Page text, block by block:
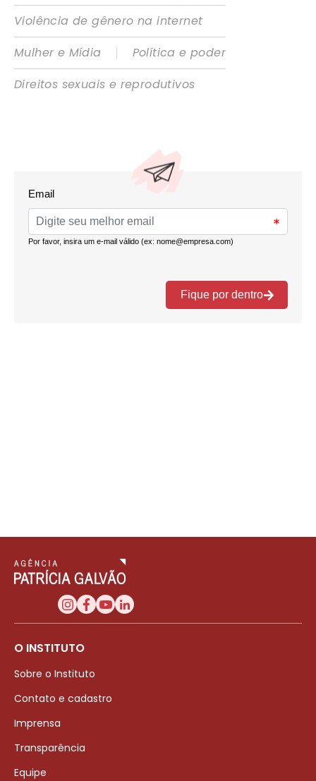
Violência de gênero na internet
Mulher e Mídia
|
Política e poder
Direitos sexuais e reprodutivos
O INSTITUTO
Sobre o Instituto
Contato e cadastro
Imprensa
Transparência
Equipe